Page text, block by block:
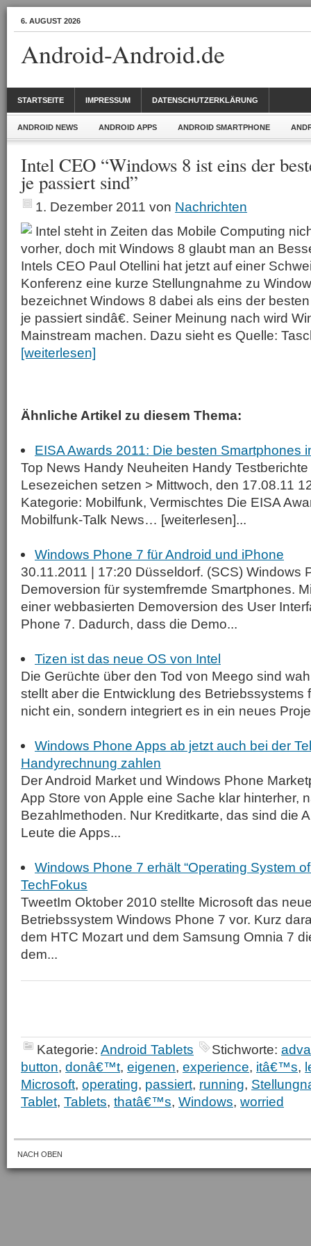
6. AUGUST 2026
Android-Android.de
STARTSEITE IMPRESSUM DATENSCHUTZERKLÄRUNG
ANDROID NEWS ANDROID APPS ANDROID SMARTPHONE
Intel CEO “Windows 8 ist eins der
je passiert sind”
1. Dezember 2011 von Nachrichten
Intel steht in Zeiten das Mobile Computing
vorher, doch mit Windows 8 glaubt man an
Intels CEO Paul Otellini hat jetzt auf einer
Konferenz eine kurze Stellungnahme zu
bezeichnet Windows 8 dabei als eins der
je passiert sindâ€. Seiner Meinung nach wird
Mainstream machen. Dazu sieht es Quelle:
[weiterlesen]
Ähnliche Artikel zu diesem Thema:
EISA Awards 2011: Die besten Smartphones
Top News Handy Neuheiten Handy
Lesezeichen setzen > Mittwoch, den 17.08.11
Kategorie: Mobilfunk, Vermischtes Die EISA
Mobilfunk-Talk News… [weiterlesen]...
Windows Phone 7 für Android und iPhone
30.11.2011 | 17:20 Düsseldorf. (SCS) Windows
Demoversion für systemfremde Smartphones.
einer webbasierten Demoversion des User
Phone 7. Dadurch, dass die Demo...
Tizen ist das neue OS von Intel
Die Gerüchte über den Tod von Meego sind
stellt aber die Entwicklung des Betriebssystems
nicht ein, sondern integriert es in ein neues
Windows Phone Apps ab jetzt auch bei der
Handyrechnung zahlen
Der Android Market und Windows Phone
App Store von Apple eine Sache klar hinterher,
Bezahlmethoden. Nur Kreditkarte, das sind die
Leute die Apps...
Windows Phone 7 erhält “Operating System
TechFokus
TweetIm Oktober 2010 stellte Microsoft das
Betriebssystem Windows Phone 7 vor. Kurz
dem HTC Mozart und dem Samsung Omnia 7
dem...
Kategorie: Android Tablets Stichworte:
button, donâ€™t, eigenen, experience, itâ€™s,
Microsoft, operating, passiert, running,
Tablet, Tablets, thatâ€™s, Windows, worried
NACH OBEN